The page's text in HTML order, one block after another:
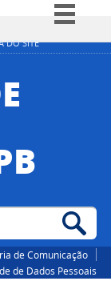
DO SITE
de Comunicação
de Dados Pessoais